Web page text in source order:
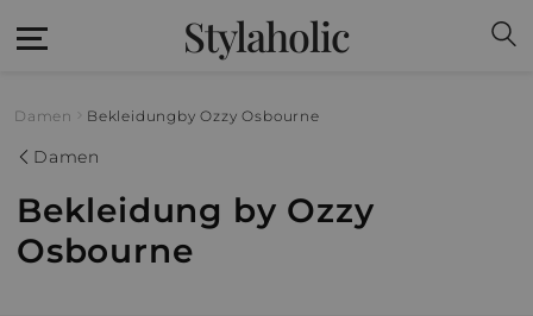
Stylaholic
Damen Bekleidung by Ozzy Osbourne
Damen
Bekleidung by Ozzy
Osbourne